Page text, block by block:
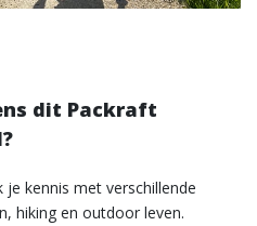
dit Packraft
kennis met verschillende
hiking en outdoor leven.